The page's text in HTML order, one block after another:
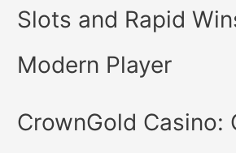
Slots and Rapid
Modern Player
CrownGold Casino: